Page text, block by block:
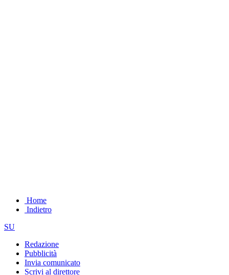
Home
Indietro
SU
Redazione
Pubblicità
Invia comunicato
Scrivi al direttore